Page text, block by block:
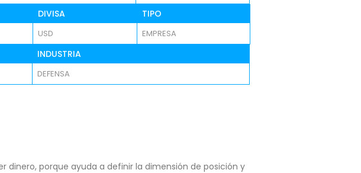
DIVISA TIPO
USD EMPRESA
INDUSTRIA
DEFENSA
dinero, porque ayuda a definir la dimensión de posición y